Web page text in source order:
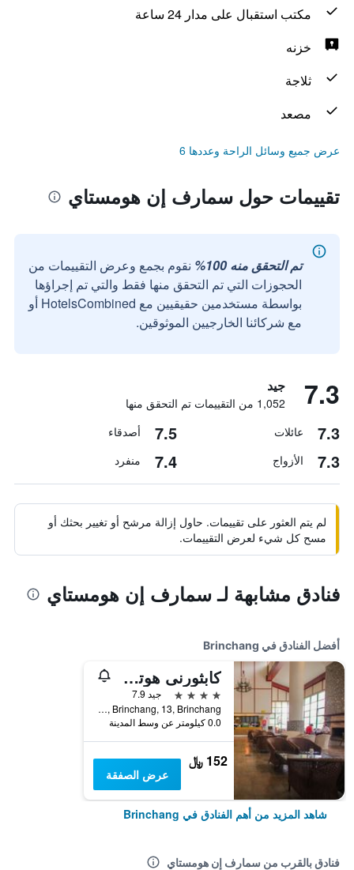
مكتب استقبال على مدار 24 ساعة
خزنه
ثلاجة
مصعد
عرض جميع وسائل الراحة وعددها 6
تقييمات حول سمارف إن هومستاي
تم التحقق منه 100%
نقوم بجمع وعرض التقييمات من
الحجوزات التي تم التحقق منها فقط والتي تم إجراؤها
بواسطة مستخدمين حقيقيين مع HotelsCombined أو
مع شركائنا الخارجيين الموثوقين.
7.3 جيد
1,052 من التقييمات تم التحقق منها
7.3 عائلات 7.5 أصدقاء
7.3 الأزواج 7.4 منفرد
لم يتم العثور على تقييمات. حاول إزالة مرشح أو تغيير بحثك أو
مسح كل شيء لعرض التقييمات.
فنادق مشابهة لـ سمارف إن هومستاي
أفضل الفنادق في Brinchang
كابثورنى هوتل كاميرون هايلاندس
4 نجوم
جيد 7.9
Kea Farm, Brinchang, 13, Brinchang, ماليزيا
0.0 كيلومتر عن وسط المدينة
152 ﷼
عرض الصفقة
شاهد المزيد من أهم الفنادق في Brinchang
فنادق بالقرب من سمارف إن هومستاي